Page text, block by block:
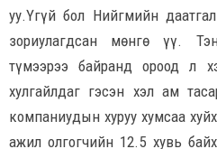
уу.Үгүй бол Нийгмийн
зориулагдсан мөнгө үү.
түмээрээ байранд ороод л
хулгайлдаг гэсэн хэл ам
компаниудын хуруу хумсаа
ажил олгогчийн 12.5 хувь